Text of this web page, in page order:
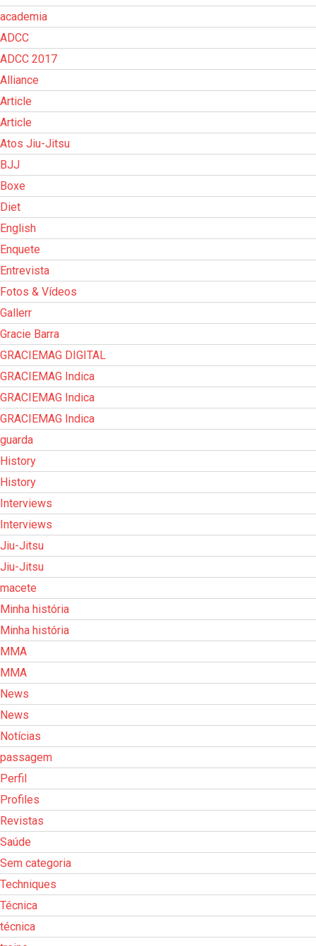
academia
ADCC
ADCC 2017
Alliance
Article
Article
Atos Jiu-Jitsu
BJJ
Boxe
Diet
English
Enquete
Entrevista
Fotos & Vídeos
Gallerr
Gracie Barra
GRACIEMAG DIGITAL
GRACIEMAG Indica
GRACIEMAG Indica
GRACIEMAG Indica
guarda
History
History
Interviews
Interviews
Jiu-Jitsu
Jiu-Jitsu
macete
Minha história
Minha história
MMA
MMA
News
News
Notícias
passagem
Perfil
Profiles
Revistas
Saúde
Sem categoria
Techniques
Técnica
técnica